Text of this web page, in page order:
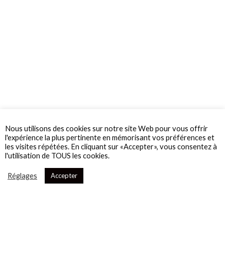
Nous utilisons des cookies sur notre site Web pour vous offrir
l'expérience la plus pertinente en mémorisant vos préférences et
les visites répétées. En cliquant sur «Accepter», vous consentez à
l'utilisation de TOUS les cookies.
Réglages Accepter